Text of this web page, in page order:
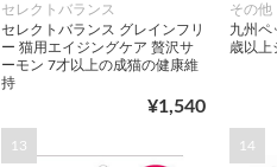
セレクトバランス
セレクトバランス グレインフリ
ー 猫用エイジングケア 贅沢サ
ーモン 7才以上の成猫の健康維
持
¥1,540
その他
九州ペ
歳以上
13 14